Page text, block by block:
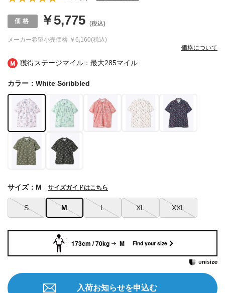
獲得ステージマイル：最大285マイル
メーカー希望小売価格 ￥6,160(税込)
￥5,775 (税込)
価格について
カラー：White Scribbled
S M L XL XXL
サイズ：M サイズガイドはこちら
入荷お知らせを申込む
173cm / 70kg M Find your size